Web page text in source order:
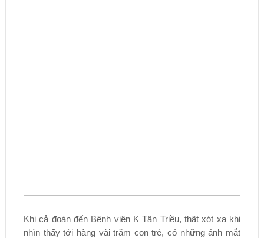
Khi cả đoàn đến Bệnh viện K Tân Triều, thật xót xa khi
nhìn thấy tới hàng vài trăm con trẻ, có những ánh mắt